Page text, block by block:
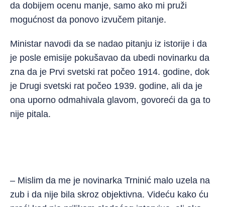
da dobijem ocenu manje, samo ako mi pruži
mogućnost da ponovo izvučem pitanje.
Ministar navodi da se nadao pitanju iz istorije i da
je posle emisije pokušavao da ubedi novinarku da
zna da je Prvi svetski rat počeo 1914. godine, dok
je Drugi svetski rat počeo 1939. godine, ali da je
ona uporno odmahivala glavom, govoreći da ga to
nije pitala.
– Mislim da me je novinarka Trninić malo uzela na
zub i da nije bila skroz objektivna. Videću kako ću